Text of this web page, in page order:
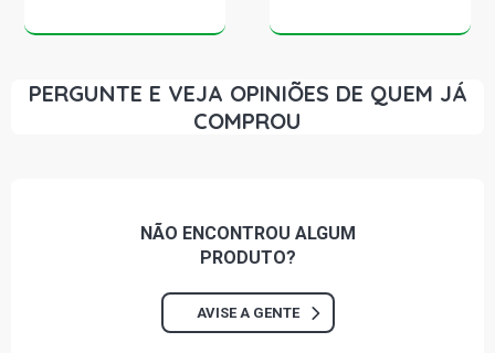
PERGUNTE E VEJA OPINIÕES DE QUEM JÁ
COMPROU
NÃO ENCONTROU ALGUM
PRODUTO?
AVISE A GENTE